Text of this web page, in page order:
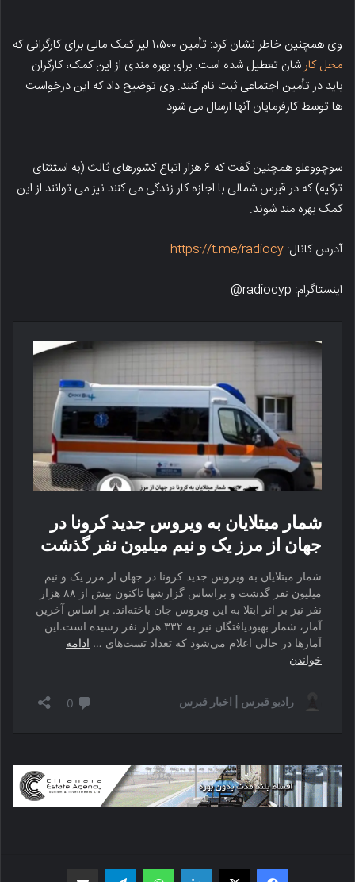
وی همچنین خاطر نشان کرد: تأمین ۱،۵۰۰ لیر کمک مالی برای کارگرانی که
محل کارشان تعطیل شده است. برای بهره مندی از این کمک، کارگران
باید در تأمین اجتماعی ثبت نام کنند. وی توضیح داد که این درخواست
ها توسط کارفرمایان آنها ارسال می شود.
سوچووعلو همچنین گفت که ۶ هزار اتباع کشورهای ثالث (به استثنای
ترکیه) که در قبرس شمالی با اجازه کار زندگی می کنند نیز می توانند از این
کمک بهره مند شوند.
آدرس کانال: https://t.me/radiocy
اینستاگرام: radiocyp@
فیسبوک X لینکدین واتس اپ تلگرام